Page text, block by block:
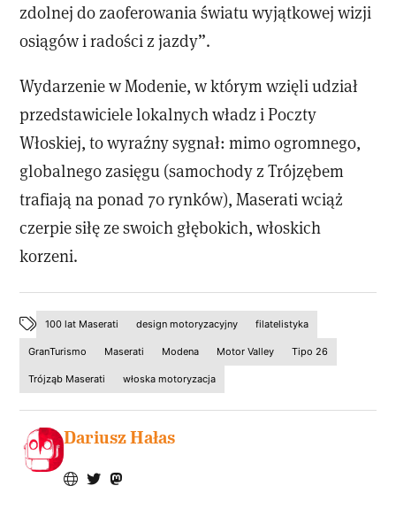
zdolnej do zaoferowania światu wyjątkowej wizji
osiągów i radości z jazdy”.
Wydarzenie w Modenie, w którym wzięli udział
przedstawiciele lokalnych władz i Poczty
Włoskiej, to wyraźny sygnał: mimo ogromnego,
globalnego zasięgu (samochody z Trójzębem
trafiają na ponad 70 rynków), Maserati wciąż
czerpie siłę ze swoich głębokich, włoskich
korzeni.
100 lat Maserati design motoryzacyjny filatelistyka
GranTurismo Maserati Modena Motor Valley Tipo 26
Trójząb Maserati włoska motoryzacja
Dariusz Hałas